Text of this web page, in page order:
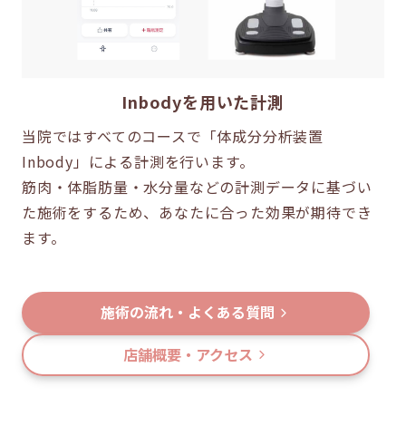
Inbodyを用いた計測
当院ではすべてのコースで「体成分分析装置
Inbody」による計測を行います。
筋肉・体脂肪量・水分量などの計測データに基づい
た施術をするため、あなたに合った効果が期待でき
ます。
施術の流れ・よくある質問
店舗概要・アクセス